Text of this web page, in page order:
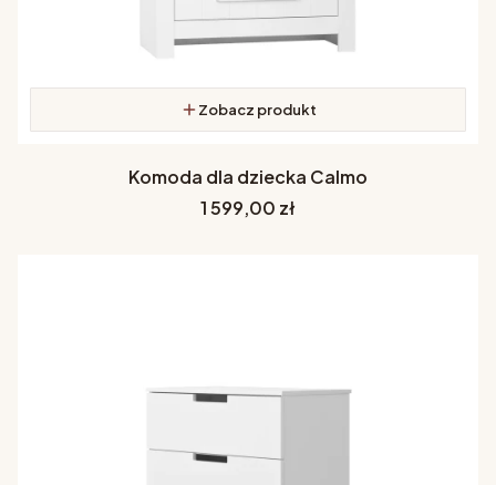
Zobacz produkt
Komoda dla dziecka Calmo
Cena
1 599,00 zł